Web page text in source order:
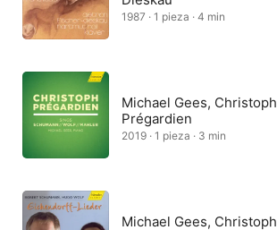
1987 · 1 pieza · 4 min
Michael Gees, Christoph
Prégardien
2019 · 1 pieza · 3 min
Michael Gees, Christoph